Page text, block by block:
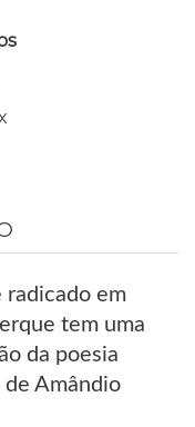
radicado em
tem uma
da poesia
de Amândio